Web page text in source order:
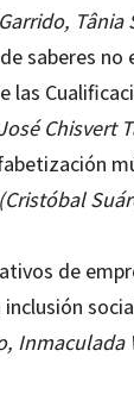
saberes
las
Chisvert
(Cristóbal
de
Inmaculada